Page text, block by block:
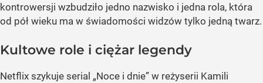
kontrowersji wzbudziło jedno nazwisko i jedna rola, która
od pół wieku ma w świadomości widzów tylko jedną twarz.
Kultowe role i ciężar legendy
Netflix szykuje serial „Noce i dnie” w reżyserii Kamili